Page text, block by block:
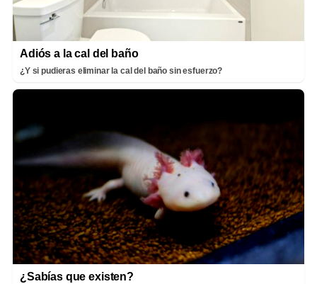
Adiós a la cal del baño
¿Y si pudieras eliminar la cal del baño sin esfuerzo?
¿Sabías que existen?